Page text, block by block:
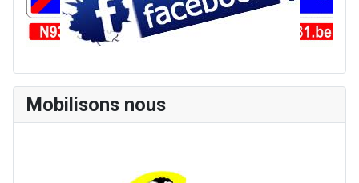
Mobilisons nous